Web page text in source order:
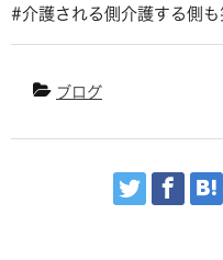
#介護される側介護する側
ブログ